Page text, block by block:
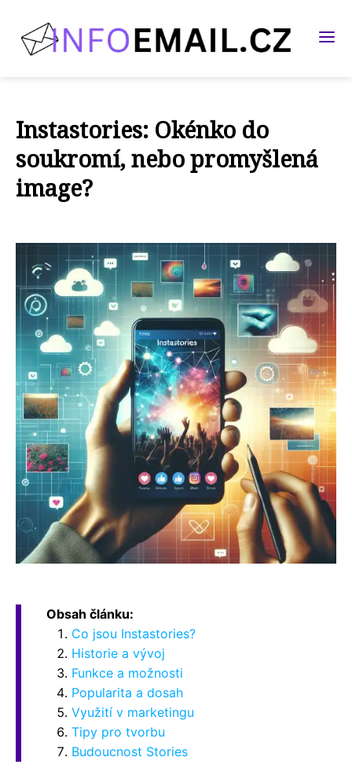
Instastories: Okénko do
soukromí, nebo promyšlená
image?
Obsah článku:
Co jsou Instastories?
Historie a vývoj
Funkce a možnosti
Popularita a dosah
Využití v marketingu
Tipy pro tvorbu
Budoucnost Stories